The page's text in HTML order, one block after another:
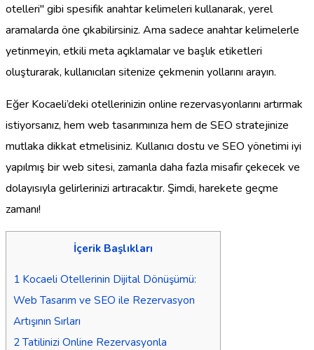
otelleri" gibi spesifik anahtar kelimeleri kullanarak, yerel
aramalarda öne çıkabilirsiniz. Ama sadece anahtar kelimelerle
yetinmeyin, etkili meta açıklamalar ve başlık etiketleri
oluşturarak, kullanıcıları sitenize çekmenin yollarını arayın.
Eğer Kocaeli’deki otellerinizin online rezervasyonlarını artırmak
istiyorsanız, hem web tasarımınıza hem de SEO stratejinize
mutlaka dikkat etmelisiniz. Kullanıcı dostu ve SEO yönetimi iyi
yapılmış bir web sitesi, zamanla daha fazla misafir çekecek ve
dolayısıyla gelirlerinizi artıracaktır. Şimdi, harekete geçme
zamanı!
İçerik Başlıkları
1 Kocaeli Otellerinin Dijital Dönüşümü:
Web Tasarım ve SEO ile Rezervasyon
Artışının Sırları
2Tatilinizi Online Rezervasyonla